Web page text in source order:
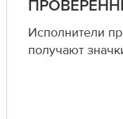
Исполнители
получают